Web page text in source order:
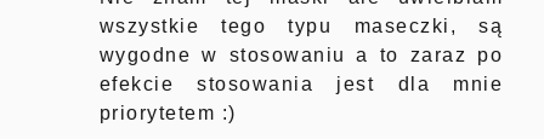
wszystkie tego typu maseczki, są
wygodne w stosowaniu a to zaraz po
efekcie stosowania jest dla mnie
priorytetem :)